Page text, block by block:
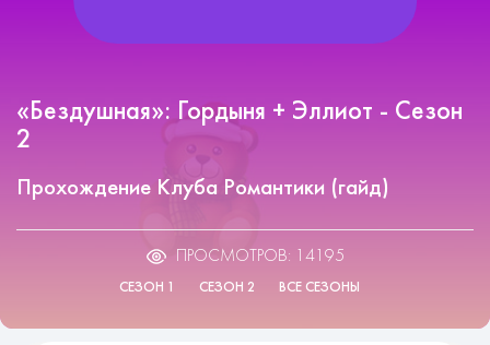
«Бездушная»: Гордыня + Эллиот - Сезон
2
Прохождение Клуба Романтики (гайд)
ПРОСМОТРОВ: 14195
СЕЗОН 1 СЕЗОН 2 ВСЕ СЕЗОНЫ